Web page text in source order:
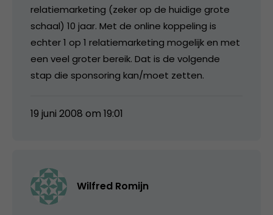
relatiemarketing (zeker op de huidige grote
schaal) 10 jaar. Met de online koppeling is
echter 1 op 1 relatiemarketing mogelijk en met
een veel groter bereik. Dat is de volgende
stap die sponsoring kan/moet zetten.
19 juni 2008 om 19:01
Wilfred Romijn